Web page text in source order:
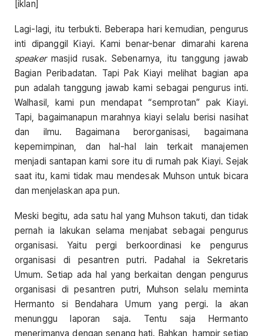
[iklan]
Lagi-lagi, itu terbukti. Beberapa hari kemudian, pengurus
inti dipanggil Kiayi. Kami benar-benar dimarahi karena
speakermasjid rusak. Sebenarnya, itu tanggung jawab
Bagian Peribadatan. Tapi Pak Kiayi melihat bagian apa
pun adalah tanggung jawab kami sebagai pengurus inti.
Walhasil, kami pun mendapat “semprotan” pak Kiayi.
Tapi, bagaimanapun marahnya kiayi selalu berisi nasihat
dan ilmu. Bagaimana berorganisasi, bagaimana
kepemimpinan, dan hal-hal lain terkait manajemen
menjadi santapan kami sore itu di rumah pak Kiayi. Sejak
saat itu, kami tidak mau mendesak Muhson untuk bicara
dan menjelaskan apa pun.
Meski begitu, ada satu hal yang Muhson takuti, dan tidak
pernah ia lakukan selama menjabat sebagai pengurus
organisasi. Yaitu pergi berkoordinasi ke pengurus
organisasi di pesantren putri. Padahal ia Sekretaris
Umum. Setiap ada hal yang berkaitan dengan pengurus
organisasi di pesantren putri, Muhson selalu meminta
Hermanto si Bendahara Umum yang pergi. Ia akan
menunggu laporan saja. Tentu saja Hermanto
menerimanya dengan senang hati. Bahkan, hampir setiap